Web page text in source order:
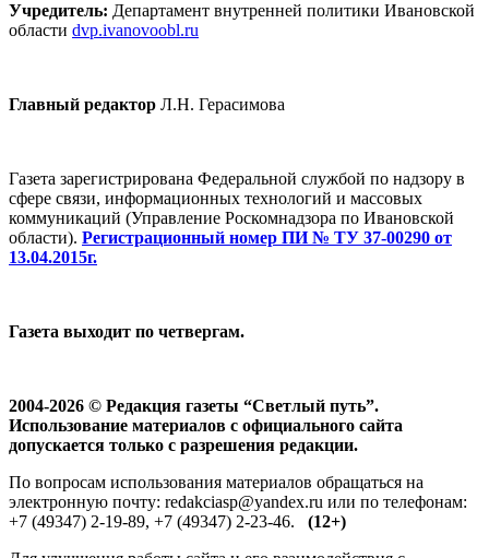
Учредитель: Департамент внутренней политики Ивановской
области dvp.ivanovoobl.ru
Главный редактор Л.Н. Герасимова
Газета зарегистрирована Федеральной службой по надзору в
сфере связи, информационных технологий и массовых
коммуникаций (Управление Роскомнадзора по Ивановской
области). Регистрационный номер ПИ № ТУ 37-00290 от
13.04.2015г.
Газета выходит по четвергам.
2004-2026 © Редакция газеты “Светлый путь”.
Использование материалов с официального сайта
допускается только с разрешения редакции.
По вопросам использования материалов обращаться на
электронную почту: redakciasp@yandex.ru или по телефонам:
+7 (49347) 2-19-89, +7 (49347) 2-23-46. (12+)